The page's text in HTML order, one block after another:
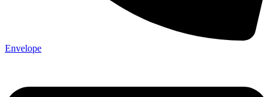
Envelope